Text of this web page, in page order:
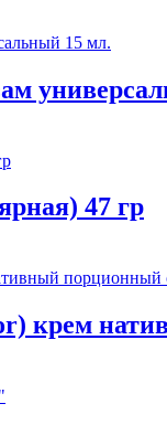
47 гр
крем